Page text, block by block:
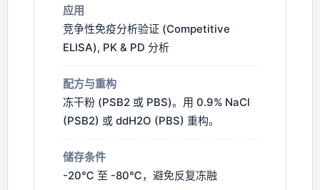
应用
竞争性免疫分析验证 (Competitive
ELISA), PK & PD 分析
配方与重构
冻干粉 (PSB2 或 PBS)。用 0.9% NaCl
(PSB2) 或 ddH2O (PBS) 重构。
储存条件
-20℃ 至 -80℃，避免反复冻融